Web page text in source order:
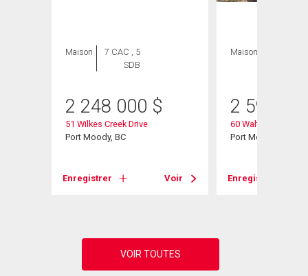
Maison
7 CAC , 5
SDB
2 248 000 $
51 Wilkes Creek Drive
Port Moody, BC
Enregistrer Voir
Maison
2 599
60 Walton Way
Port Moody, BC
Enregistrer